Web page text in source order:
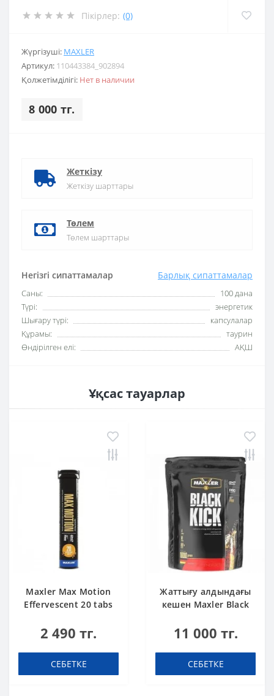
Пікірлер: (0)
Жүргізуші: MAXLER
Артикул: 110443384_902894
Қолжетімділігі: Нет в наличии
8 000 тг.
Негізгі сипаттамалар Барлық сипаттамалар
Саны:
100 дана
Түрі:
энергетик
Шығару түрі:
капсулалар
Құрамы:
таурин
Өндірілген елі:
АҚШ
Жеткізу
Жеткізу шарттары
Төлем
Төлем шарттары
Ұқсас тауарлар
Maxler Max Motion
Effervescent 20 tabs
2 490 тг.
СЕБЕТКЕ
Жаттығу алдындағы
кешен Maxler Black
11 000 тг.
СЕБЕТКЕ